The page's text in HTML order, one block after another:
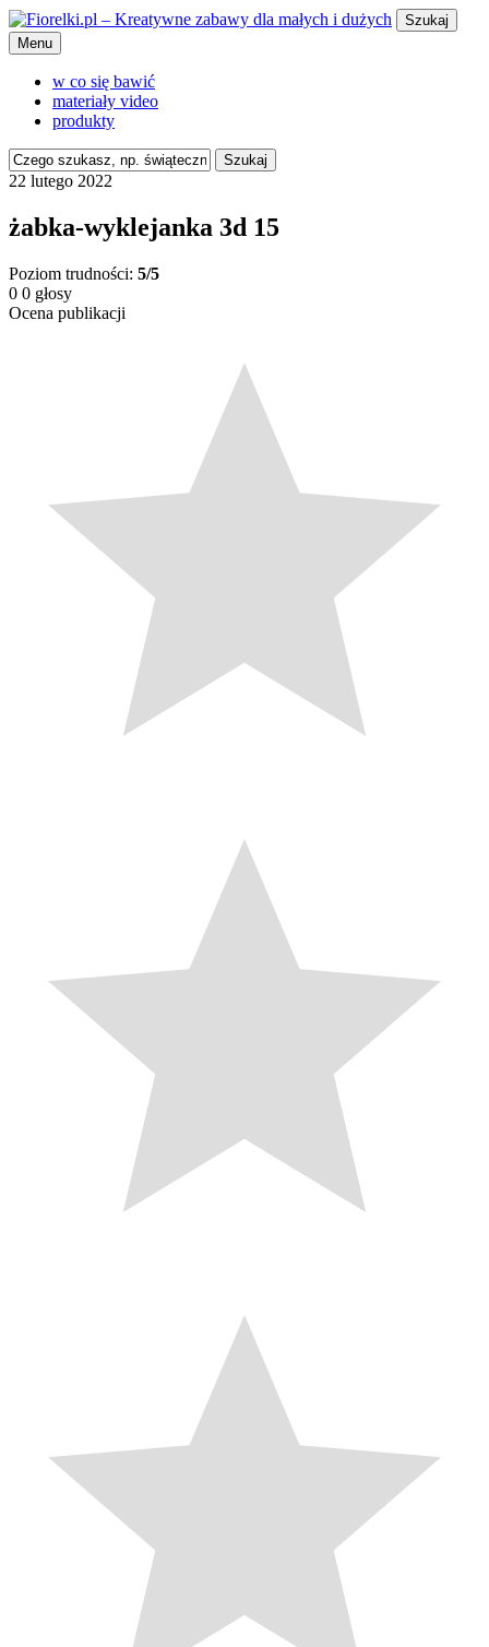
Szukaj
Menu
w co się bawić
materiały video
produkty
Szukaj
22 lutego 2022
żabka-wyklejanka 3d 15
Poziom trudności: 5/5
0 0 głosy
Ocena publikacji